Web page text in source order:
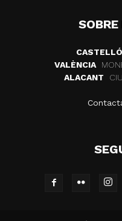
CASTELLÓ
VALÈNCIA
ALACANT